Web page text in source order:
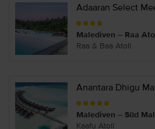
Adaaran Select
Malediven – Raa
Raa & Baa Atoll
Anantara Dhigu
Malediven – Süd
Kaafu Atoll